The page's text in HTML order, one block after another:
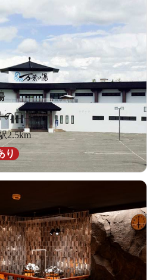
の口コミ
2.5km
り